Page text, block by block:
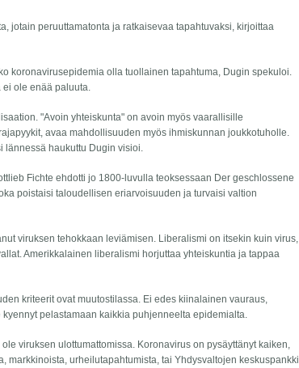
jotain peruuttamatonta ja ratkaisevaa tapahtuvaksi, kirjoittaa
koronavirusepidemia olla tuollainen tapahtuma, Dugin spekuloi.
ei ole enää paluuta.
"Avoin yhteiskunta" on avoin myös vaarallisille
avaa mahdollisuuden myös ihmiskunnan joukkotuholle.
lännessä haukuttu Dugin visioi.
Fichte ehdotti jo 1800-luvulla teoksessaan Der geschlossene
poistaisi taloudellisen eriarvoisuuden ja turvaisi valtion
viruksen tehokkaan leviämisen. Liberalismi on itsekin kuin virus,
Amerikkalainen liberalismi horjuttaa yhteiskuntia ja tappaa
kriteerit ovat muutostilassa. Ei edes kiinalainen vauraus,
pelastamaan kaikkia puhjenneelta epidemialta.
viruksen ulottumattomissa. Koronavirus on pysäyttänyt kaiken,
markkinoista, urheilutapahtumista, tai Yhdysvaltojen keskuspankki